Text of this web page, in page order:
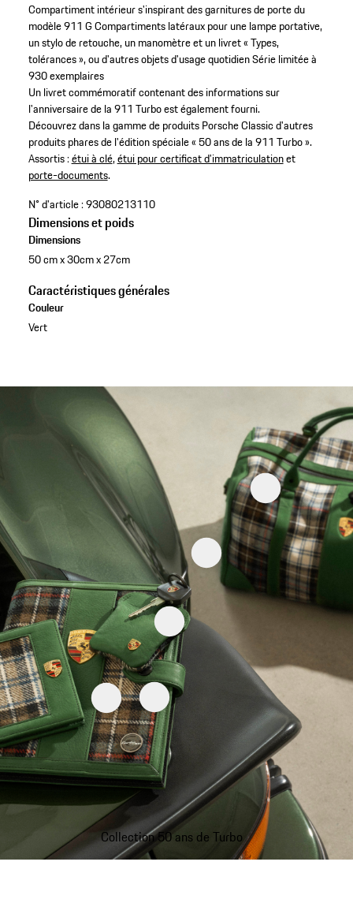
Compartiment intérieur s'inspirant des garnitures de porte du
modèle 911 GCompartiments latéraux pour une lampe portative,
un stylo de retouche, un manomètre et un livret « Types,
tolérances », ou d'autres objets d'usage quotidienSérie limitée à
930 exemplaires
Un livret commémoratif contenant des informations sur
l'anniversaire de la 911 Turbo est également fourni.
Découvrez dans la gamme de produits Porsche Classic d'autres
produits phares de l'édition spéciale « 50 ans de la 911 Turbo ».
Assortis :étui à clé,étui pour certificat d’immatriculationet
porte-documents.
N° d'article :93080213110
Dimensions et poids
Dimensions
50 cm x 30cm x 27cm
Caractéristiques générales
Couleur
Vert
Collection 50 ans de Turbo